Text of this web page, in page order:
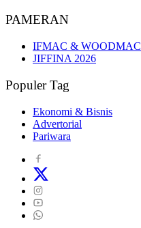
PAMERAN
IFMAC & WOODMAC
JIFFINA 2026
Populer Tag
Ekonomi & Bisnis
Advertorial
Pariwara